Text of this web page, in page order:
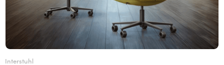
Interstuhl